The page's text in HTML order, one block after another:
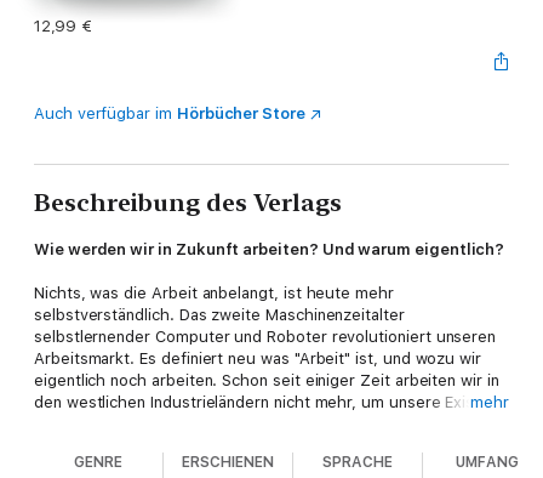
12,99 €
Auch verfügbar im Hörbücher Store
Beschreibung des Verlags
Wie werden wir in Zukunft arbeiten? Und warum eigentlich?
Nichts, was die Arbeit anbelangt, ist heute mehr
selbstverständlich. Das zweite Maschinenzeitalter
selbstlernender Computer und Roboter revolutioniert unseren
Arbeitsmarkt. Es definiert neu was "Arbeit" ist, und wozu wir
eigentlich noch arbeiten. Schon seit einiger Zeit arbeiten wir in
den westlichen Industrieländern nicht mehr, um unsere Existenz
Doch wenn "Vollbeschäftigung" nicht mehr der Jackpot ist, den
mehr
GENRE ERSCHIENEN SPRACHE UMFANG